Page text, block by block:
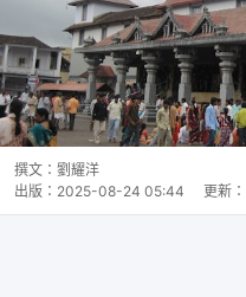
撰文： 劉耀洋
出版： 2025-08-24 05:44 更新：